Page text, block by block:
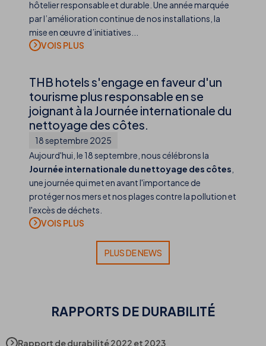
hôtelier responsable et durable. Une année marquée
par l’amélioration continue de nos installations, la
mise en œuvre d’initiatives...
THB hotels s'engage en faveur d'un
tourisme plus responsable en se
joignant à la Journée internationale du
nettoyage des côtes.
18 septembre 2025
Aujourd'hui, le 18 septembre, nous célébrons la
Journée internationale du nettoyage des côtes
une journée qui met en avant l'importance de
protéger nos mers et nos plages contre la pollution et
l'excès de déchets.
PLUS DE NEWS
RAPPORTS DE DURABILITÉ
Rapport de durabilité 2022 et 2023